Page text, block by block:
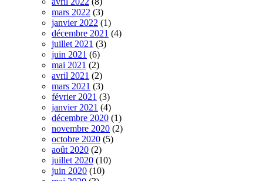
mars 2022 (3)
janvier 2022 (1)
décembre 2021 (4)
juillet 2021 (3)
juin 2021 (6)
mai 2021 (2)
avril 2021 (2)
mars 2021 (3)
février 2021 (3)
janvier 2021 (4)
décembre 2020 (1)
novembre 2020 (2)
octobre 2020 (5)
août 2020 (2)
juillet 2020 (10)
juin 2020 (10)